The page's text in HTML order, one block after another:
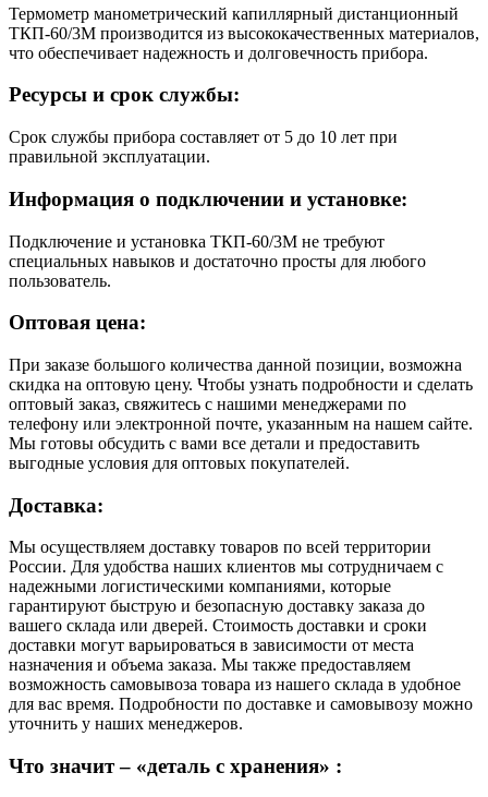
Термометр манометрический капиллярный дистанционный
ТКП-60/3М производится из высококачественных материалов,
что обеспечивает надежность и долговечность прибора.
Ресурсы и срок службы:
Срок службы прибора составляет от 5 до 10 лет при
правильной эксплуатации.
Информация о подключении и установке:
Подключение и установка ТКП-60/3М не требуют
специальных навыков и достаточно просты для любого
пользователь.
Оптовая цена:
При заказе большого количества данной позиции, возможна
скидка на оптовую цену. Чтобы узнать подробности и сделать
оптовый заказ, свяжитесь с нашими менеджерами по
телефону или электронной почте, указанным на нашем сайте.
Мы готовы обсудить с вами все детали и предоставить
выгодные условия для оптовых покупателей.
Доставка:
Мы осуществляем доставку товаров по всей территории
России. Для удобства наших клиентов мы сотрудничаем с
надежными логистическими компаниями, которые
гарантируют быструю и безопасную доставку заказа до
вашего склада или дверей. Стоимость доставки и сроки
доставки могут варьироваться в зависимости от места
назначения и объема заказа. Мы также предоставляем
возможность самовывоза товара из нашего склада в удобное
для вас время. Подробности по доставке и самовывозу можно
уточнить у наших менеджеров.
Что значит – «деталь с хранения» :